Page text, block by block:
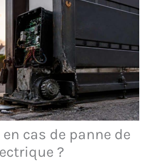
cas de panne de
?